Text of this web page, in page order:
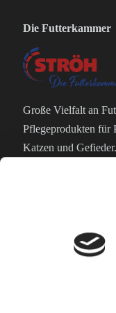
Die Futterkammer
Große Vielfalt an
Pflegeprodukten für
Katzen und
uns in erfahrenen